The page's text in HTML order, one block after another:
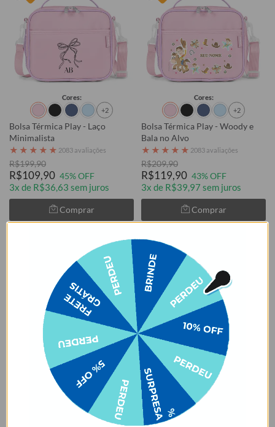
Cores:
+2
Bolsa Térmica Play - Laço
Minimalista
★ ★ ★ ★ ★ 2083 avaliações
R$199,90
R$109,90 45% OFF
3x de R$36,63 sem juros
Comprar
Cores:
+2
Bolsa Térmica Play - Woody e
Bala no Alvo
★ ★ ★ ★ ★ 2083 avaliações
R$209,90
R$119,90 43% OFF
3x de R$39,97 sem juros
Comprar
+2
Bolsa Térmica Play - Capivara
Cores:
Bolsa Térmica Play - Capivara de
Verão
★★★